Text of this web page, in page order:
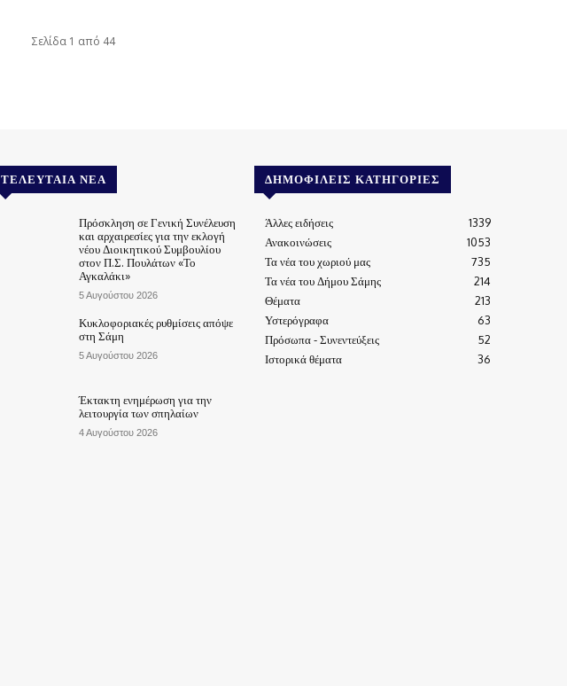
Σελίδα 1 από 44
ΤΕΛΕΥΤΑΊΑ ΝΈΑ
Πρόσκληση σε Γενική Συνέλευση
και αρχαιρεσίες για την εκλογή
νέου Διοικητικού Συμβουλίου
στον Π.Σ. Πουλάτων «Το
Αγκαλάκι»
5 Αυγούστου 2026
Κυκλοφοριακές ρυθμίσεις απόψε
στη Σάμη
5 Αυγούστου 2026
Έκτακτη ενημέρωση για την
λειτουργία των σπηλαίων
4 Αυγούστου 2026
ΔΗΜΟΦΙΛΕΊΣ ΚΑΤΗΓΟΡΊΕΣ
Άλλες ειδήσεις
1339
Ανακοινώσεις
1053
Τα νέα του χωριού μας
735
Τα νέα του Δήμου Σάμης
214
Θέματα
213
Υστερόγραφα
63
Πρόσωπα - Συνεντεύξεις
52
Ιστορικά θέματα
36